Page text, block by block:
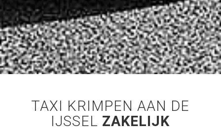
TAXI KRIMPEN AAN DE
IJSSEL ZAKELIJK